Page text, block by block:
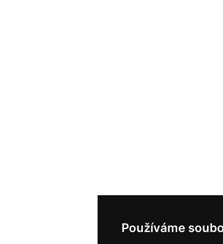
Používáme